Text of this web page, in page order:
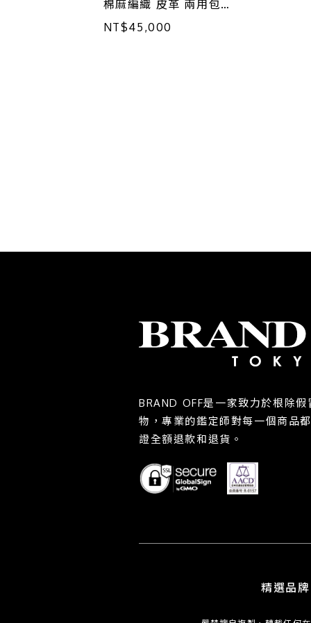
棉麻編織 皮革 兩用包
【CHANEL 香奈兒】
NT$45,000
BRAND OFF是一家致力於根除
物，專業的鑑定師對每一個商品
證全額退款和退貨。
精選品牌